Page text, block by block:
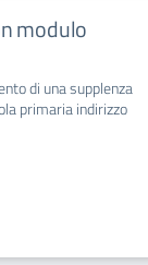
modulo
di una supplenza
primaria indirizzo